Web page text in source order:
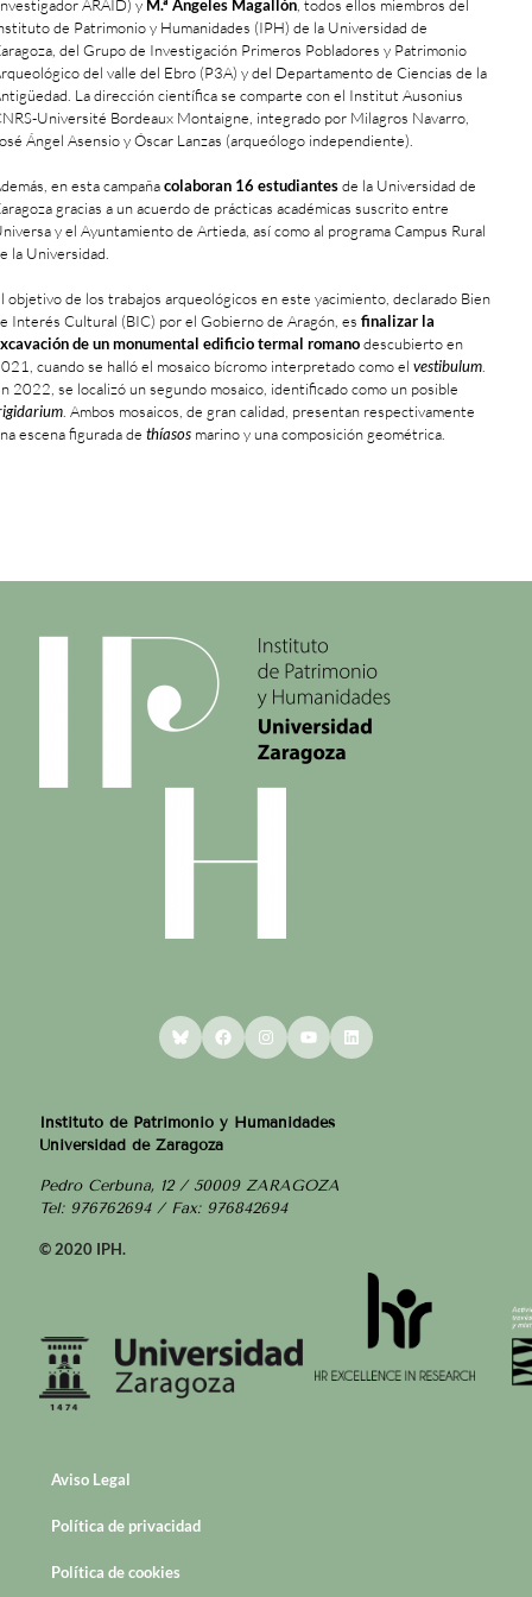
ARAID) y M.ª Ángeles Magallón , todos ellos miembros del
de Patrimonio y Humanidades (IPH) de la Universidad de
del Grupo de Investigación Primeros Pobladores y Patrimonio
del valle del Ebro (P3A) y del Departamento de Ciencias de la
La dirección científica se comparte con el Institut Ausonius
Université Bordeaux Montaigne, integrado por Milagros Navarro,
Ángel Asensio y Óscar Lanzas (arqueólogo independiente).
en esta campañacolaboran 16 estudiantesde la Universidad de
gracias a un acuerdo de prácticas académicas suscrito entre
y el Ayuntamiento de Artieda, así como al programa Campus Rural
la Universidad.
objetivo de los trabajos arqueológicos en este yacimiento, declarado Bien
Interés Cultural (BIC) por el Gobierno de Aragón, es finalizar la
de un monumental edificio termal romanodescubierto en
cuando se halló el mosaico bícromo interpretado como el vestibulum
2022, se localizó un segundo mosaico, identificado como un posible
. Ambos mosaicos, de gran calidad, presentan respectivamente
escena figurada de thíasos marino y una composición geométrica.
BlueskyFacebookInstagram
YouTubeLinkedIn
Instituto de Patrimonio y Humanidades
Universidad de Zaragoza
Pedro Cerbuna, 12 / 50009 ZARAGOZA
Tel: 976762694 / Fax: 976842694
© 2020 IPH.
Aviso Legal
Política de privacidad
Política de cookies